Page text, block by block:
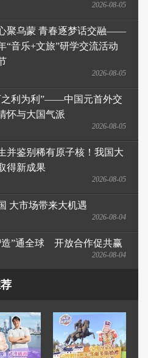
2026-08-05
聚乌蒙 青春逐梦话交融——
“音乐+文旅”研学交流活动
2026-08-05
之利为利”——中国元首外交
怀与大国气派
2026-08-05
并鉴别稀有原子核！我国大
得新成果
2026-08-05
大市场带来大机遇
2026-08-04
”通全球　开放合作促共赢
2026-08-04